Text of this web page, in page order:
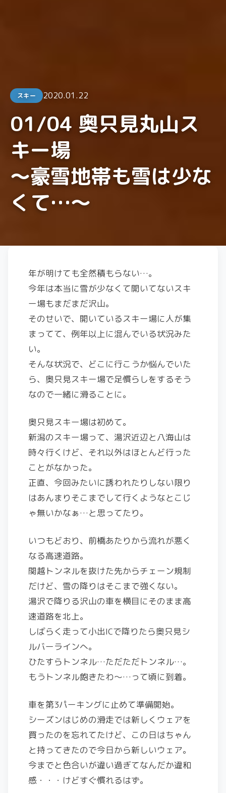
スキー 2020.01.22
01/04 奥只見丸山ス
キー場
～豪雪地帯も雪は少な
くて…～
年が明けても全然積もらない…。
今年は本当に雪が少なくて開いてないスキ
ー場もまだまだ沢山。
そのせいで、開いているスキー場に人が集
まってて、例年以上に混んでいる状況みた
い。
そんな状況で、どこに行こうか悩んでいた
ら、奥只見スキー場で足慣らしをするそう
なので一緒に滑ることに。
奥只見スキー場は初めて。
新潟のスキー場って、湯沢近辺と八海山は
時々行くけど、それ以外はほとんど行った
ことがなかった。
正直、今回みたいに誘われたりしない限り
はあんまりそこまでして行くようなとこじ
ゃ無いかなぁ…と思ってたり。
いつもどおり、前橋あたりから流れが悪く
なる高速道路。
関越トンネルを抜けた先からチェーン規制
だけど、雪の降りはそこまで強くない。
湯沢で降りる沢山の車を横目にそのまま高
速道路を北上。
しばらく走って小出ICで降りたら奥只見シ
ルバーラインへ。
ひたすらトンネル…ただただトンネル…。
もうトンネル飽きたわ～…って頃に到着。
車を第3パーキングに止めて準備開始。
シーズンはじめの滑走では新しくウェアを
買ったのを忘れてたけど、この日はちゃん
と持ってきたので今日から新しいウェア。
今までと色合いが違い過ぎてなんだか違和
感・・・けどすぐ慣れるはず。